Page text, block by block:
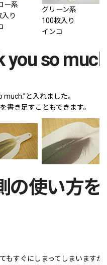
ー系
り
グリーン系
100枚入り
インコ
you so
と入れました。
書き足すこともできます。
の使い方を
もすぐにしまってしまいますが